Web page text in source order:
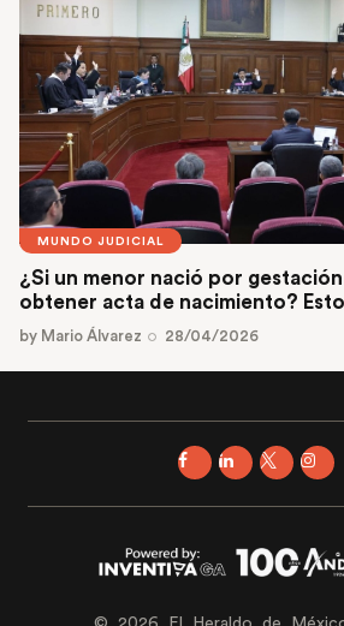
MUNDO JUDICIAL
¿Si un menor nació por
obtener acta de nacimiento?
by Mario Álvarez 28/04/2026